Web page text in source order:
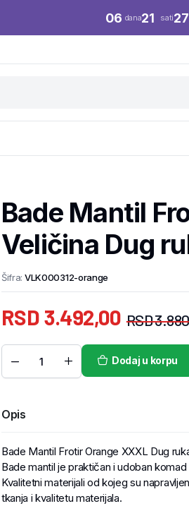
06 dana21 sati27
Bade Mantil
Veličina Dug
Šifra: VLK000312-orange
RSD
RSD3.492,00
Dodaj u korpu
Opis
Bade Mantil Frotir Orange XXXL Dug
Bade mantil je praktičan i udoban
Kvalitetni materijali od kojeg su
tkanja i kvalitetu materijala.